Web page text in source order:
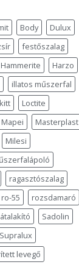
Body
Dulux
festőszalag
Hammerite
Harzo
illatos műszerfal
kitt
Loctite
Mapei
Masterplast
Milesi
ragasztószalag
ro-55
rozsdamaró
Sadolin
Supralux
levegő